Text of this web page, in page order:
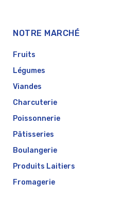
NOTRE MARCHÉ
Fruits
Légumes
Viandes
Charcuterie
Poissonnerie
Pâtisseries
Boulangerie
Produits Laitiers
Fromagerie